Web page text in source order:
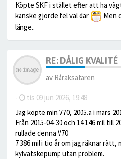
Köpte SKF i stället efter att ha
kanske gjorde fel val där
Men
länge..
RE: DÅLIG
av Råraksätaren
- tis 09 jun 2026, 19:48
Jag köpte min V70, 2005.a i mars
Från 2015-04-30 och 14 146 mil till
rullade denna V70
7 386 mil i tio år om jag räknar rätt,
kylvätskepump utan problem.